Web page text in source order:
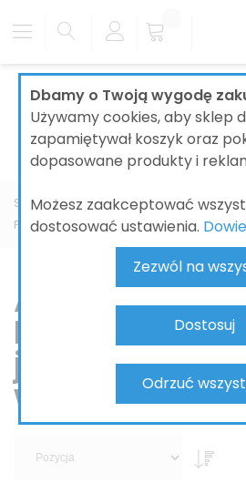
Dbamy o Twoją wygodę
Używamy cookies, aby sklep
zapamiętywał koszyk oraz
dopasowane produkty i
Możesz zaakceptować
dostosować ustawienia.
Zezwól na
Dostosuj
Odrzuć
Strona główna ŁAZIENKI
AKCESORIA
PRODUCENT
IDEAL STANDARD
Akcesoria
Ideal Standard
jakość i
w jednym